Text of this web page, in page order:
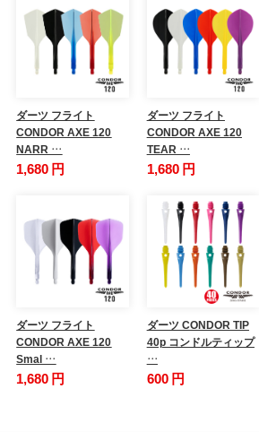
ダーツ フライト
CONDOR AXE 120
NARR …
1,680 円
ダーツ フライト
CONDOR AXE 120
TEAR …
1,680 円
ダーツ フライト
CONDOR AXE 120
Smal …
1,680 円
ダーツ CONDOR TIP
40p コンドルティップ
…
600 円